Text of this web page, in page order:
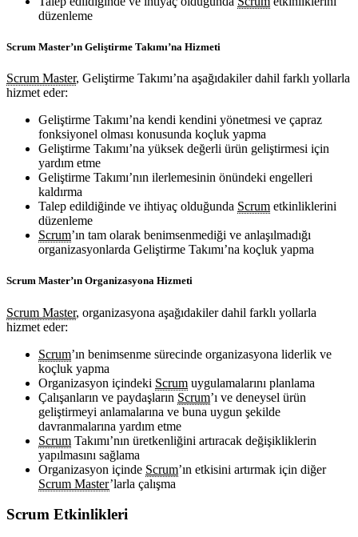
düzenleme
Scrum Master’ın Geliştirme Takımı’na Hizmeti
Scrum Master, Geliştirme Takımı’na aşağıdakiler dahil farklı yollarla
hizmet eder:
Geliştirme Takımı’na kendi kendini yönetmesi ve çapraz
fonksiyonel olması konusunda koçluk yapma
Geliştirme Takımı’na yüksek değerli ürün geliştirmesi için
yardım etme
Geliştirme Takımı’nın ilerlemesinin önündeki engelleri
kaldırma
Talep edildiğinde ve ihtiyaç olduğunda Scrum etkinliklerini
düzenleme
Scrum’ın tam olarak benimsenmediği ve anlaşılmadığı
organizasyonlarda Geliştirme Takımı’na koçluk yapma
Scrum Master’ın Organizasyona Hizmeti
Scrum Master, organizasyona aşağıdakiler dahil farklı yollarla
hizmet eder:
Scrum’ın benimsenme sürecinde organizasyona liderlik ve
koçluk yapma
Organizasyon içindeki Scrum uygulamalarını planlama
Çalışanların ve paydaşların Scrum’ı ve deneysel ürün
geliştirmeyi anlamalarına ve buna uygun şekilde
davranmalarına yardım etme
Scrum Takımı’nın üretkenliğini artıracak değişikliklerin
yapılmasını sağlama
Organizasyon içinde Scrum’ın etkisini artırmak için diğer
Scrum Master’larla çalışma
Scrum Etkinlikleri